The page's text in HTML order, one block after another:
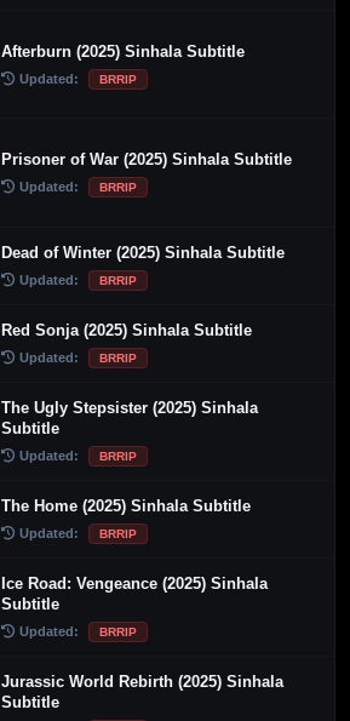
Afterburn (2025) Sinhala Subtitle
Updated: BRRIP
Prisoner of War (2025) Sinhala Subtitle
Updated: BRRIP
Dead of Winter (2025) Sinhala Subtitle
Updated: BRRIP
Red Sonja (2025) Sinhala Subtitle
Updated: BRRIP
The Ugly Stepsister (2025) Sinhala
Subtitle
Updated: BRRIP
The Home (2025) Sinhala Subtitle
Updated: BRRIP
Ice Road: Vengeance (2025) Sinhala
Subtitle
Updated: BRRIP
Jurassic World Rebirth (2025) Sinhala
Subtitle